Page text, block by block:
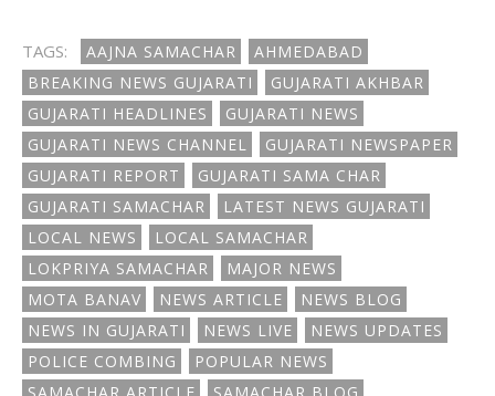
TAGS: AAJNA SAMACHAR
AHMEDABAD
BREAKING NEWS GUJARATI
GUJARATI AKHBAR
GUJARATI HEADLINES
GUJARATI NEWS
GUJARATI NEWS CHANNEL
GUJARATI NEWSPAPER
GUJARATI REPORT
GUJARATI SAMA CHAR
GUJARATI SAMACHAR
LATEST NEWS GUJARATI
LOCAL NEWS
LOCAL SAMACHAR
LOKPRIYA SAMACHAR
MAJOR NEWS
MOTA BANAV
NEWS ARTICLE
NEWS BLOG
NEWS IN GUJARATI
NEWS LIVE
NEWS UPDATES
POLICE COMBING
POPULAR NEWS